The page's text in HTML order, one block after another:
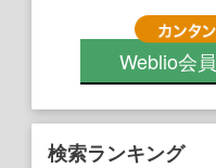
Weblio会員
検索ランキング